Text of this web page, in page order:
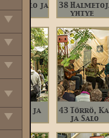
Salo ja
38
yhtye
ja
43 Törrö,
ja Salo